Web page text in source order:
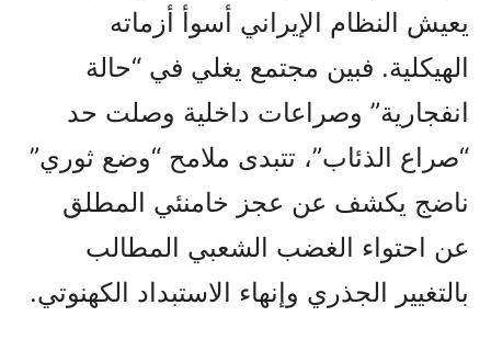
يعيش النظام الإيراني أسوأ أزماته
الهيكلية. فبين مجتمع يغلي في “حالة
انفجارية” وصراعات داخلية وصلت حد
“صراع الذئاب”، تتبدى ملامح “وضع ثوري”
ناضج يكشف عن عجز خامنئي المطلق
عن احتواء الغضب الشعبي المطالب
بالتغيير الجذري وإنهاء الاستبداد الكهنوتي.